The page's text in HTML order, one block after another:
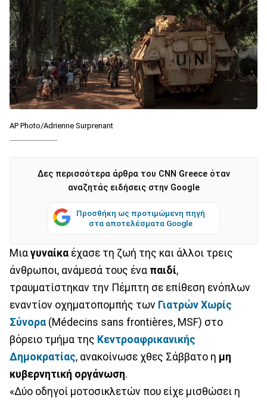
AP Photo/Adrienne Surprenant
Δες περισσότερα άρθρα του CNN Greece όταν
αναζητάς ειδήσεις στην Google
Προσθήκη ως προτιμώμενη πηγή
στα αποτελέσματα Google
Μια γυναίκα έχασε τη ζωή της και άλλοι τρεις
άνθρωποι, ανάμεσά τους ένα παιδί,
τραυματίστηκαν την Πέμπτη σε επίθεση ενόπλων
εναντίον οχηματοπομπής των Γιατρών Χωρίς
Σύνορα (Médecins sans frontières, MSF) στο
βόρειο τμήμα της Κεντροαφρικανικής
Δημοκρατίας, ανακοίνωσε χθες Σάββατο η μη
κυβερνητική οργάνωση.
«Δύο οδηγοί μοτοσικλετών που είχε μισθώσει η